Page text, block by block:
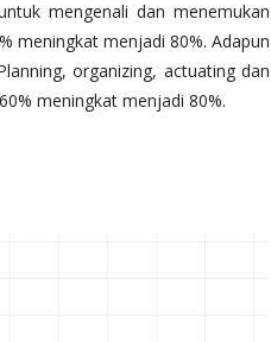
mengenali dan menemukan
meningkat menjadi 80%. Adapun
organizing, actuating dan
meningkat menjadi 80%.